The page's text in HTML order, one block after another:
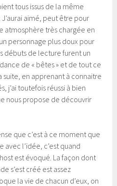
tous issus de la même
aimé, peut être pour
atmosphère très chargée en
personnage plus doux pour
débuts de lecture furent un
de « bêtes » et de tout ce
suite, en apprenant à connaitre
j’ai toutefois réussi à bien
nous propose de découvrir
que c’est à ce moment que
avec l’idée, c’est quand
est évoqué. La façon dont
s’est créé est assez
la vie de chacun d’eux, on